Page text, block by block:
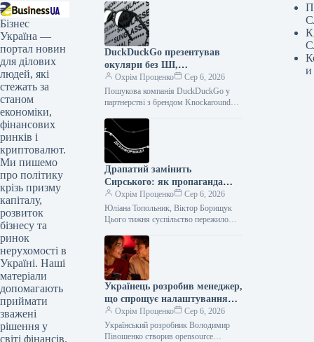
Бізнес
Україна —
портал новин
для ділових
людей, які
стежать за
станом
економіки,
фінансових
ринків і
криптовалют.
Ми пишемо
про політику
крізь призму
капіталу,
розвиток
бізнесу та
ринок
нерухомості в
Україні. Наші
матеріали
допомагають
приймати
зважені
рішення у
світі фінансів.
DuckDuckGo презентував
окуляри без ШІ,
протиставляючи їх
“розумним” моделям
Охрім Проценко
Сер 6, 2026
Пошукова компанія DuckDuckGo у
партнерстві з брендом Knockaround
поляризованих сонцезахисних
окулярів під назвою Normal F***ing
Sunglasses.
Драпатий замінить
Сирського: як пропаганда
впливає на українців у
соцмережах
Охрім Проценко
Сер 6, 2026
Юліана Топольник, Віктор Борищук
Цього тижня суспільство пережило
інших містах тривали мітинги з
вимогою повернути…
Українець розробив менеджер,
що спрощує налаштування
ШІ-агентів
Охрім Проценко
Сер 6, 2026
Український розробник Володимир
Півошенко створив opensource
и